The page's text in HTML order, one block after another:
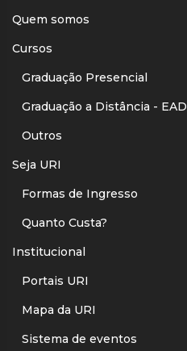
Quem somos
Cursos
Graduação Presencial
Graduação a Distância - EAD
Outros
Seja URI
Formas de Ingresso
Quanto Custa?
Institucional
Portais URI
Mapa da URI
Sistema de eventos